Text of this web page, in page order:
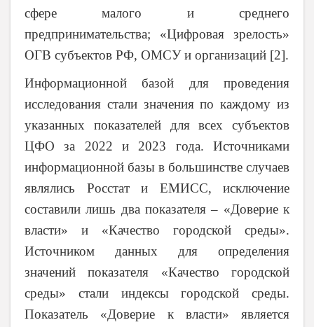
сфере малого и среднего
предпринимательства; «Цифровая зрелость»
ОГВ субъектов РФ, ОМСУ и организаций [2].
Информационной базой для проведения
исследования стали значения по каждому из
указанных показателей для всех субъектов
ЦФО за 2022 и 2023 года. Источниками
информационной базы в большинстве случаев
являлись Росстат и ЕМИСС, исключение
составили лишь два показателя – «Доверие к
власти» и «Качество городской среды».
Источником данных для определения
значений показателя «Качество городской
среды» стали индексы городской среды.
Показатель «Доверие к власти» является